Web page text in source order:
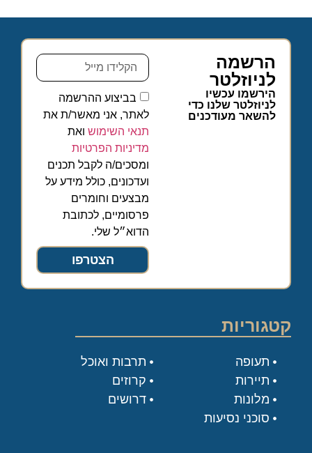
הרשמה
לניוזלטר
הירשמו עכשיו
לניוזלטר שלנו כדי
להשאר מעודכנים
בביצוע ההרשמה
לאתר, אני מאשר/ת את
תנאי השימוש ואת
מדיניות הפרטיות
ומסכים/ה לקבל תכנים
ועדכונים, כולל מידע על
מבצעים וחומרים
פרסומיים, לכתובת
הדוא״ל שלי.
הצטרפו
קטגוריות
תעופה
תיירות
מלונות
סוכני נסיעות
תרבות ואוכל
קרוזים
דרושים